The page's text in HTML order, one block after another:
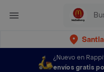
¿Nuevo en
envíos gratis